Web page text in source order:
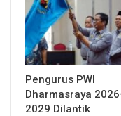
Pengurus PWI
Dharmasraya
2029 Dilantik